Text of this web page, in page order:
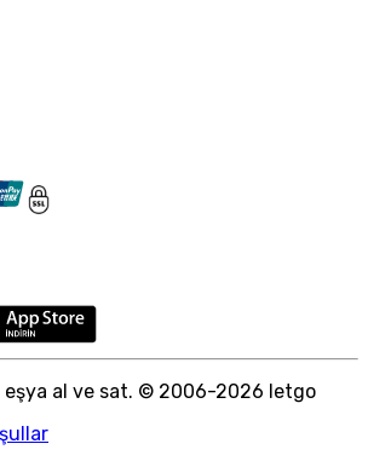
eşya al ve sat. © 2006-2026 letgo